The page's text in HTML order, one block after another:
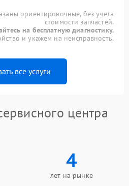
ориентировочные, без учета
стоимости запчастей.
на бесплатную диагностику.
и укажем на неисправность.
все услуги
центра
4
лет на рынке